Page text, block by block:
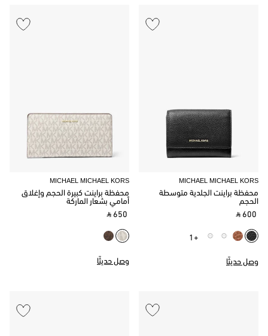
MICHAEL MICHAEL KORS
محفظة براينت الجلدية متوسطة
الحجم
‎ ⃁ 600 ‎
+1
وصل حديثًا
MICHAEL MICHAEL KORS
محفظة براينت كبيرة الحجم وإغلاق
أمامي بشعار الماركة
‎ ⃁ 650 ‎
وصل حديثًا